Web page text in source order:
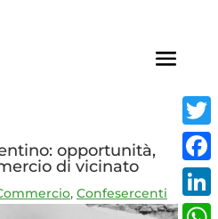
opportunità,
di vicinato
, Confesercenti